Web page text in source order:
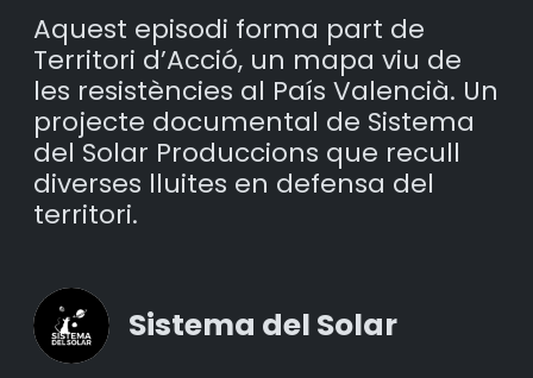
Aquest episodi forma part de
Territori d’Acció, un mapa viu de
les resistències al País Valencià. Un
projecte documental de Sistema
del Solar Produccions que recull
diverses lluites en defensa del
territori.
Sistema del Solar